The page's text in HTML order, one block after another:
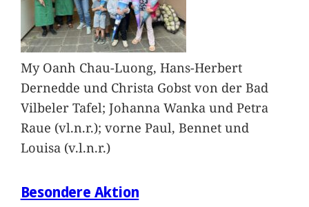
My Oanh Chau-Luong, Hans-Herbert
Dernedde und Christa Gobst von der Bad
Vilbeler Tafel; Johanna Wanka und Petra
Raue (vl.n.r.); vorne Paul, Bennet und
Louisa (v.l.n.r.)
Besondere Aktion